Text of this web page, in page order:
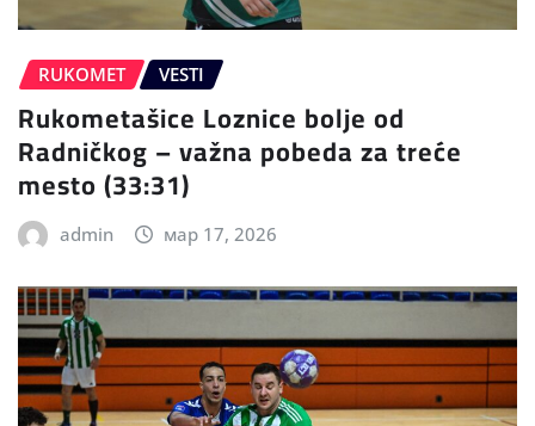
RUKOMET VESTI
Rukometašice Loznice bolje od
Radničkog – važna pobeda za treće
mesto (33:31)
admin мар 17, 2026